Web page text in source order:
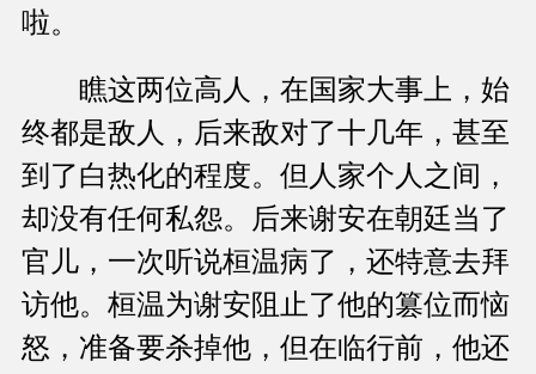
啦。
瞧这两位高人，在国家大事上，始
终都是敌人，后来敌对了十几年，甚至
到了白热化的程度。但人家个人之间，
却没有任何私怨。后来谢安在朝廷当了
官儿，一次听说桓温病了，还特意去拜
访他。桓温为谢安阻止了他的篡位而恼
怒，准备要杀掉他，但在临行前，他还